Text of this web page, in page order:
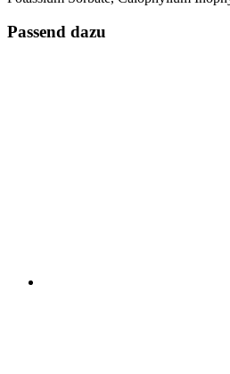
Passend dazu